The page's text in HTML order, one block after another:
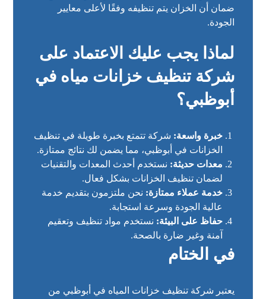
ضمان أن الخزان يتم تنظيفه وفقًا لأعلى معايير
الجودة.
لماذا يجب عليك الاعتماد على
شركة تنظيف خزانات مياه في
أبوظبي؟
خبرة واسعة: شركة تتمتع بخبرة طويلة في تنظيف
الخزانات في أبوظبي، مما يضمن لك نتائج ممتازة.
معدات حديثة: نستخدم أحدث المعدات والتقنيات
لضمان تنظيف الخزانات بشكل فعال.
خدمة عملاء ممتازة: نحن ملتزمون بتقديم خدمة
عالية الجودة وسرعة استجابة.
حفاظ على البيئة: نستخدم مواد تنظيف وتعقيم
آمنة وغير ضارة بالصحة.
في الختام
يعتبر شركة تنظيف خزانات المياه في أبوظبي من